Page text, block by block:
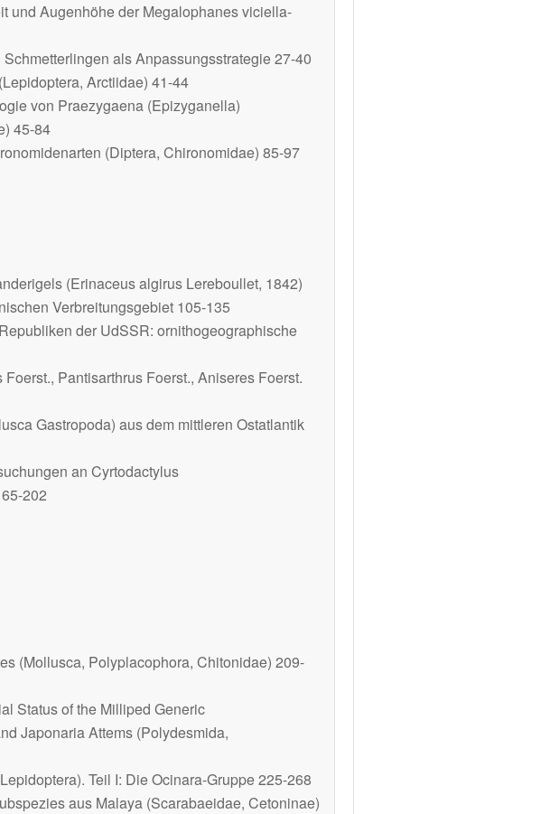
und Augenhöhe der Megalophanes viciella-
als Anpassungsstrategie 27-40
Arctiidae) 41-44
von Praezygaena (Epizyganella)
45-84
(Diptera, Chironomidae) 85-97
(Erinaceus algirus Lereboullet, 1842)
Verbreitungsgebiet 105-135
der UdSSR: ornithogeographische
Foerst., Pantisarthrus Foerst., Aniseres Foerst.
Gastropoda) aus dem mittleren Ostatlantik
an Cyrtodactylus
202
(Mollusca, Polyplacophora, Chitonidae) 209-
Status of the Milliped Generic
Japonaria Attems (Polydesmida,
Teil I: DieOcinara-Gruppe 225-268
aus Malaya (Scarabaeidae, Cetoninae)